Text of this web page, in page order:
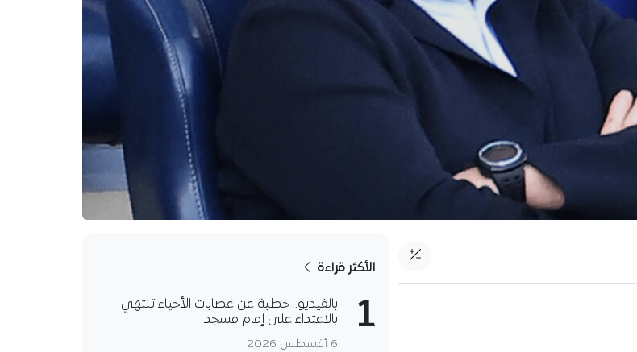
الأكثر قراءة
1
بالفيديو.. خطبة عن عصابات الأحياء تنتهي
بالاعتداء على إمام مسجد
6 أغسطس 2026